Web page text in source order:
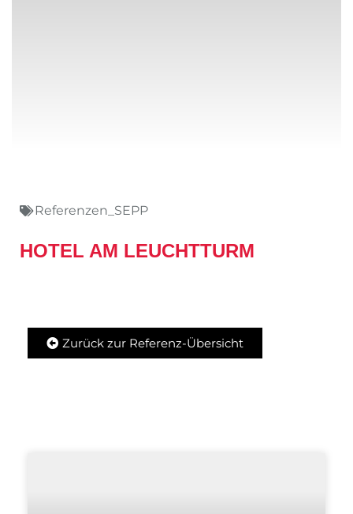
Referenzen_SEPP
HOTEL AM LEUCHTTURM
Zurück zur Referenz-Übersicht